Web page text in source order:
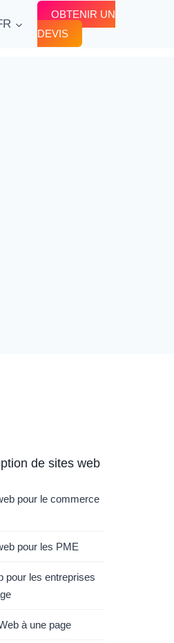
OBTENIR UN
DEVIS
de sites web
pour le commerce
pour les PME
pour les entreprises
à une page